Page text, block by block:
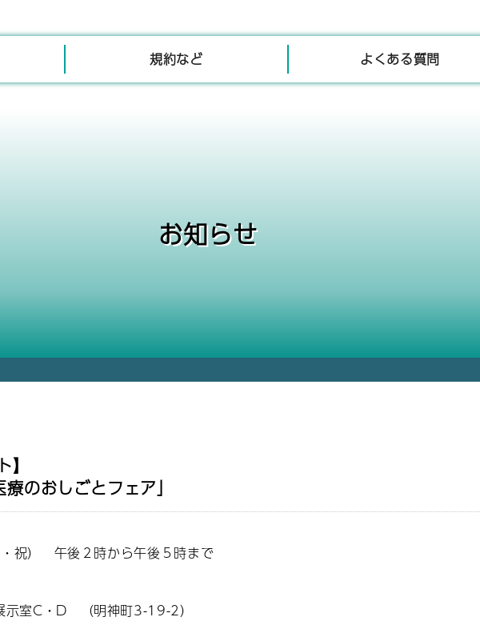
規約など よくある質問
お知らせ
のおしごとフェア」
祝） 午後２時から午後５時まで
室C・D （明神町3-19-2）